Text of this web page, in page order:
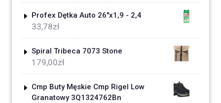
Profex Dętka Auto 26"x1,9 - 2,4
33,78zł
Spiral Tribeca 7073 Stone
179,00zł
Cmp Buty Męskie Cmp Rigel Low
Granatowy 3Q1324762Bn